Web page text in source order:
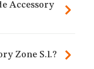
Accessory
Zone S.l.?